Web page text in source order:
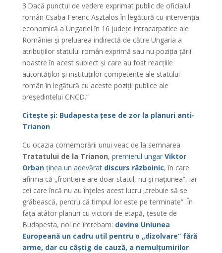
3.Dacă punctul de vedere exprimat public de oficialul
român Csaba Ferenc Asztalos în legătură cu intervenția
economică a Ungariei în 16 județe intracarpatice ale
României și preluarea indirectă de către Ungaria a
atribuțiilor statului român exprimă sau nu poziția țării
noastre în acest subiect și care au fost reacțiile
autorităților și instituțiilor competente ale statului
român în legătură cu aceste poziții publice ale
președintelui CNCD.”
Citește și: Budapesta țese de zor la planuri anti-
Trianon
Cu ocazia comemorării unui veac de la semnarea
Tratatului de la Trianon, premierul ungar Viktor
Orbanținea un adevărat discurs războinic, în care
afirma că „frontiere are doar statul, nu şi naţiunea”, iar
cei care încă nu au înţeles acest lucru „trebuie să se
grăbească, pentru că timpul lor este pe terminate”. În
fața atâtor planuri cu victorii de etapă, țesute de
Budapesta, noi ne întrebam: devine Uniunea
Europeană un cadru util pentru o „dizolvare” fără
arme, dar cu câștig de cauză, a nemulțumirilor